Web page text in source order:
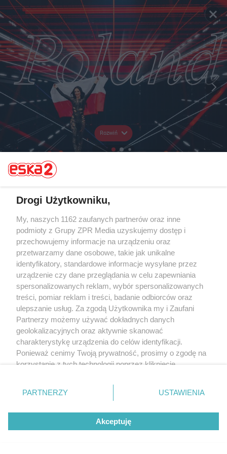
Rozwiń
Drogi Użytkowniku,
My, naszych 1162 zaufanych partnerów oraz inne
podmioty z Grupy ZPR Media uzyskujemy dostęp i
przechowujemy informacje na urządzeniu oraz
przetwarzamy dane osobowe, takie jak unikalne
identyfikatory, standardowe informacje wysyłane przez
urządzenie czy dane przeglądania w celu zapewniania
spersonalizowanych reklam, wybór spersonalizowanych
treści, pomiar reklam i treści, badanie odbiorców oraz
ulepszanie usług. Za zgodą Użytkownika my i Zaufani
Partnerzy możemy używać dokładnych danych
geolokalizacyjnych oraz aktywnie skanować
charakterystykę urządzenia do celów identyfikacji.
Ponieważ cenimy Twoją prywatność, prosimy o zgodę na
korzystanie z tych technologii poprzez kliknięcie
zmienić/wycofać klikając przycisk ustawień prywatności
znajdujący się w lewym dolnym rogu strony
rodzaje przetwarzania danych nie wymagają zgody
użytkownika, ale masz prawo sprzeciwić się takiemu
przetwarzaniu. Preferencje będą miały zastosowanie tylko
PARTNERZY USTAWIENIA
Akceptuję